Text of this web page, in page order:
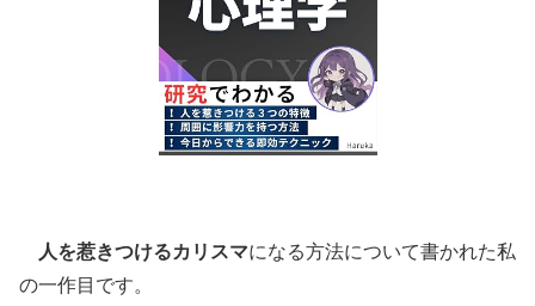
人を惹きつけるカリスマになる方法について書かれた私
の一作目です。